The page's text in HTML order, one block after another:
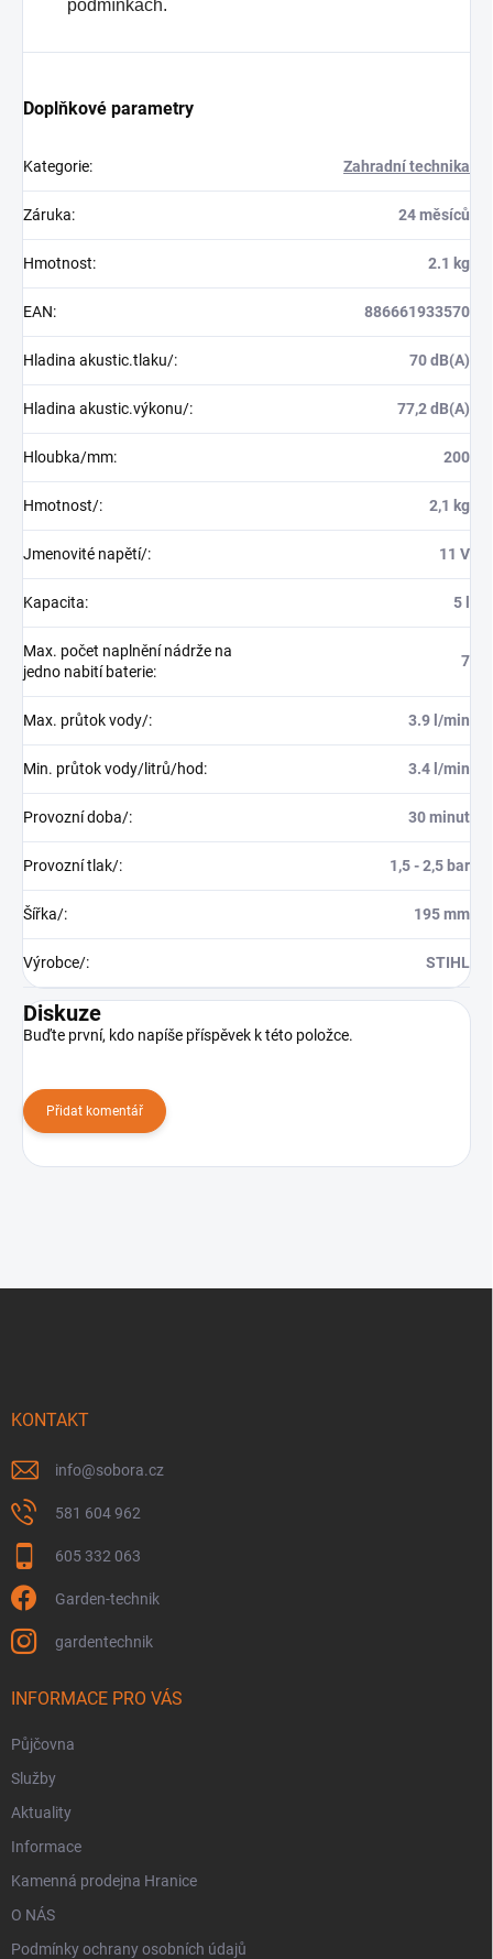
podmínkách.
Doplňkové parametry
Kategorie: Zahradní technika
Záruka: 24 měsíců
Hmotnost: 2.1 kg
EAN: 886661933570
Hladina akustic.tlaku/: 70 dB(A)
Hladina akustic.výkonu/: 77,2 dB(A)
Hloubka/mm: 200
Hmotnost/: 2,1 kg
Jmenovité napětí/: 11 V
Kapacita: 5 l
Max. počet naplnění nádrže na
jedno nabití baterie:
7
Max. průtok vody/: 3.9 l/min
Min. průtok vody/litrů/hod: 3.4 l/min
Provozní doba/: 30 minut
Provozní tlak/: 1,5 - 2,5 bar
Šířka/: 195 mm
Výrobce/: STIHL
Diskuze
Buďte první, kdo napíše příspěvek k této položce.
Přidat komentář
KONTAKT
info@sobora.cz
581 604 962
605 332 063
Garden-technik
gardentechnik
INFORMACE PRO VÁS
Půjčovna
Služby
Aktuality
Informace
Kamenná prodejna Hranice
O NÁS
Podmínky ochrany osobních údajů